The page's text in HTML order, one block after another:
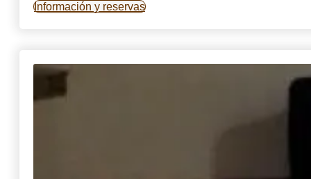
Información y reservas